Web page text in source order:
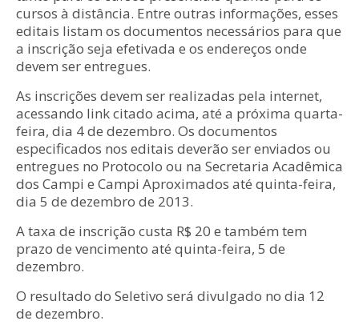
cursos à distância. Entre outras informações, esses
editais listam os documentos necessários para que
a inscrição seja efetivada e os endereços onde
devem ser entregues.
As inscrições devem ser realizadas pela internet,
acessando link citado acima, até a próxima quarta-
feira, dia 4 de dezembro. Os documentos
especificados nos editais deverão ser enviados ou
entregues no Protocolo ou na Secretaria Acadêmica
dos Campi e Campi Aproximados até quinta-feira,
dia 5 de dezembro de 2013.
A taxa de inscrição custa R$ 20 e também tem
prazo de vencimento até quinta-feira, 5 de
dezembro.
O resultado do Seletivo será divulgado no dia 12
de dezembro.